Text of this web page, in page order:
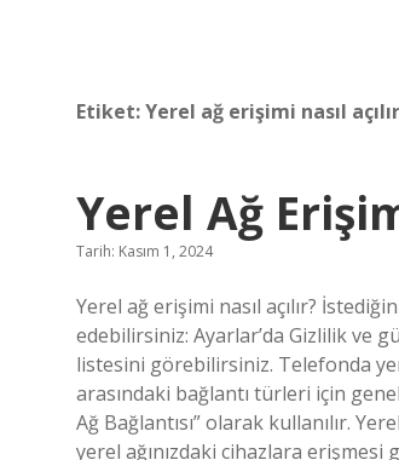
Etiket:Yerel ağ erişimi nasıl açılır
Yerel Ağ
Tarih: Kasım 1, 2024
Yerel ağ erişimi nasıl açılır?
edebilirsiniz: Ayarlar’da Gizlilik ve
listesini görebilirsiniz. Telefonda
arasındaki bağlantı türleri için
Ağ Bağlantısı” olarak kullanılır.
yerel ağınızdaki cihazlara